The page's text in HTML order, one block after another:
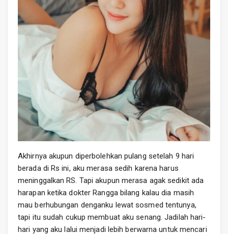
Akhirnya akupun diperbolehkan pulang setelah 9 hari
berada di Rs ini, aku merasa sedih karena harus
meninggalkan RS. Tapi akupun merasa agak sedikit ada
harapan ketika dokter Rangga bilang kalau dia masih
mau berhubungan denganku lewat sosmed tentunya,
tapi itu sudah cukup membuat aku senang. Jadilah hari-
hari yang aku lalui menjadi lebih berwarna untuk mencari